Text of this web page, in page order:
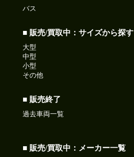
バス
■ 販売/買取中：サイズから探す
大型
中型
小型
その他
■ 販売終了
過去車両一覧
■ 販売/買取中：メーカー一覧